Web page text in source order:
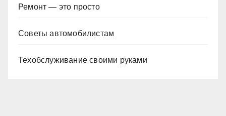
Ремонт — это просто
Советы автомобилистам
Техобслуживание своими руками